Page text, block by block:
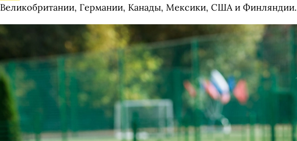
Великобритании, Германии, Канады, Мексики, США и Финляндии.